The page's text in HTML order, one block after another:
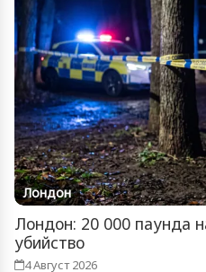
Лондон
Лондон: 20 000 паунда
убийство
4 Август 2026